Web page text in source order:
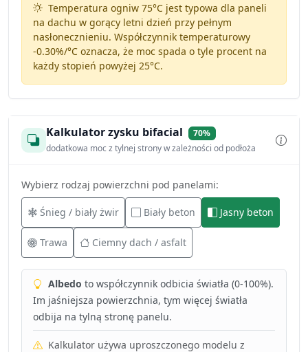
Temperatura ogniw 75°C jest typowa dla paneli
na dachu w gorący letni dzień przy pełnym
nasłonecznieniu. Współczynnik temperaturowy
-0.30%/°Coznacza, że moc spada o tyle procent na
każdy stopień powyżej 25°C.
Kalkulator zysku bifacial
70%
dodatkowa moc z tylnej strony w zależności od podłoża
Wybierz rodzaj powierzchni pod panelami:
Śnieg / biały żwir Biały beton Jasny beton
Trawa Ciemny dach / asfalt
Albedo to współczynnik odbicia światła (0-100%).
Im jaśniejsza powierzchnia, tym więcej światła
odbija na tylną stronę panelu.
Kalkulator używa uproszczonego modelu z